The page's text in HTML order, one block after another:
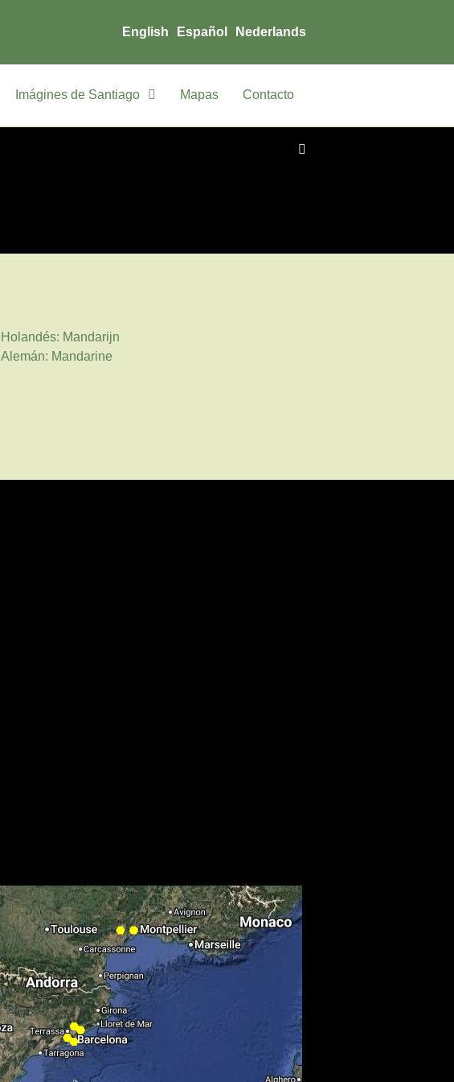
English Español Nederlands
Imágines de Santiago Mapas Contacto
Holandés: Mandarijn
Alemán: Mandarine